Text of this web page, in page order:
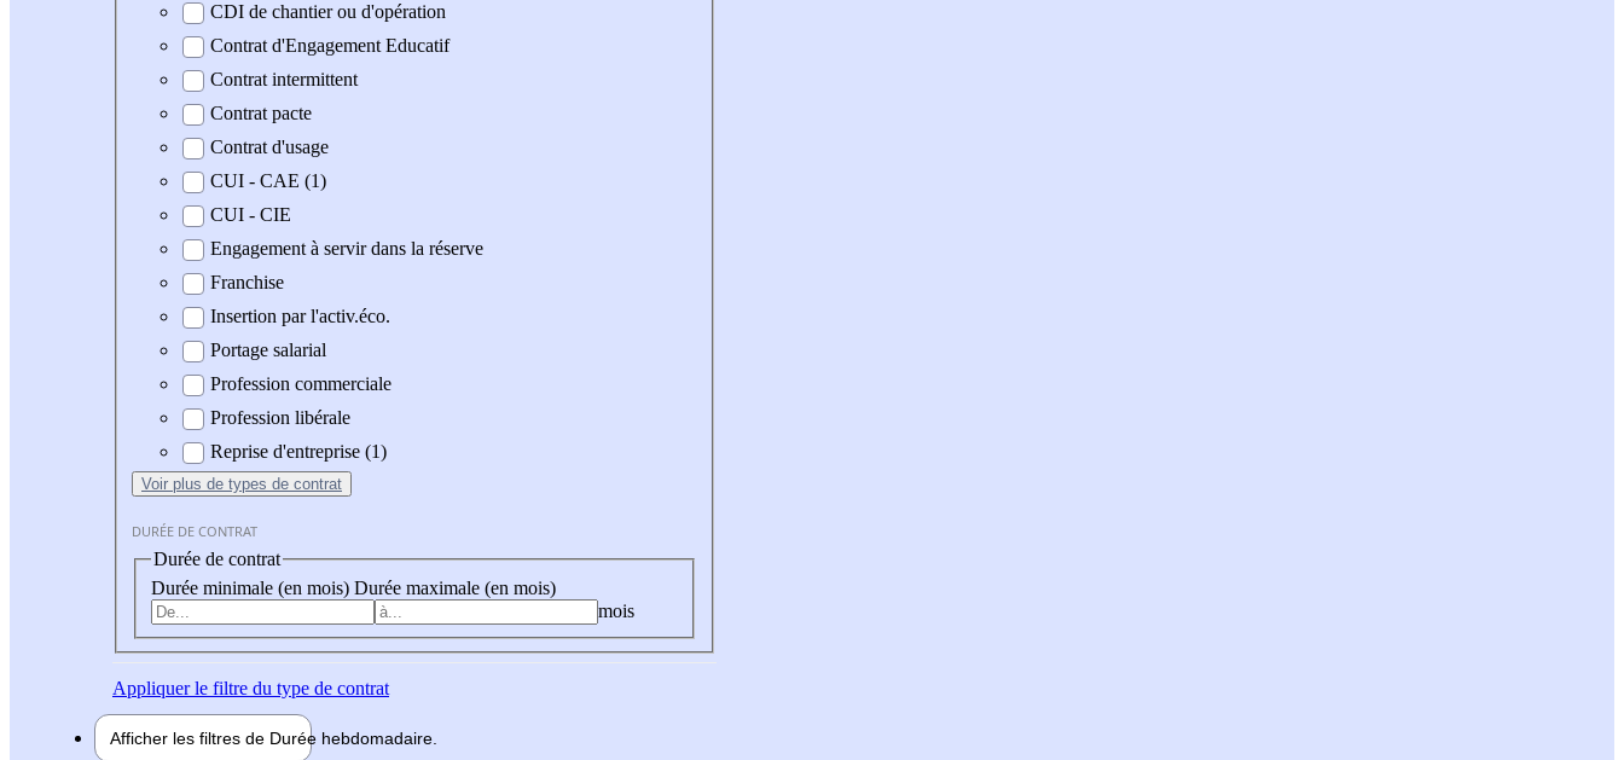
CDI de chantier ou d'opération
Contrat d'Engagement Educatif
Contrat intermittent
Contrat pacte
Contrat d'usage
CUI - CAE (1)
CUI - CIE
Engagement à servir dans la réserve
Franchise
Insertion par l'activ.éco.
Portage salarial
Profession commerciale
Profession libérale
Reprise d'entreprise (1)
Voir plus de types de contrat
DURÉE DE CONTRAT
Durée de contrat
Durée minimale (en mois) Durée maximale (en mois)
mois
Appliquerle filtre du type de contrat
Afficher les filtres de Durée hebdomadaire